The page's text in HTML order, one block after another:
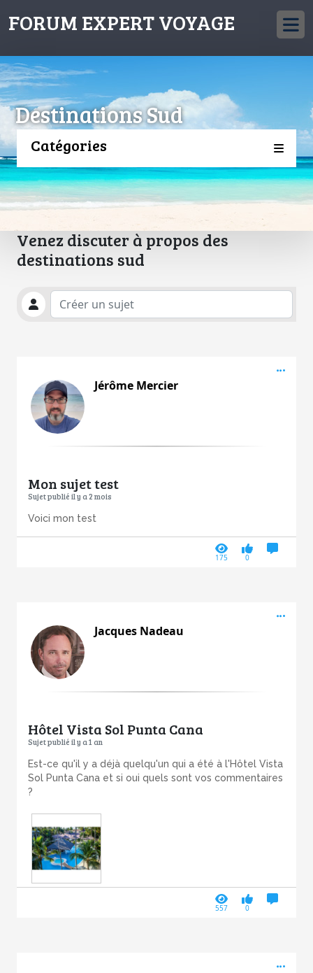
FORUM EXPERT VOYAGE
Destinations Sud
Catégories
Venez discuter à propos des
destinations sud
Jérôme Mercier
Mon sujet test
Sujet publié il y a 2 mois
Voici mon test
175 0
Jacques Nadeau
Hôtel Vista Sol Punta Cana
Sujet publié il y a 1 an
Est-ce qu'il y a déjà quelqu'un qui a été à l'Hôtel Vista
Sol Punta Cana et si oui quels sont vos commentaires
?
557 0